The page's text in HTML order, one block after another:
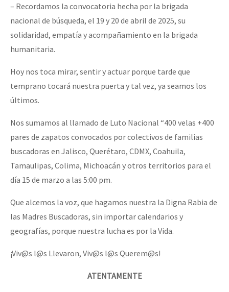
– Recordamos la convocatoria hecha por la brigada
nacional de búsqueda, el 19 y 20 de abril de 2025, su
solidaridad, empatía y acompañamiento en la brigada
humanitaria.
Hoy nos toca mirar, sentir y actuar porque tarde que
temprano tocará nuestra puerta y tal vez, ya seamos los
últimos.
Nos sumamos al llamado de Luto Nacional “400 velas +400
pares de zapatos convocados por colectivos de familias
buscadoras en Jalisco, Querétaro, CDMX, Coahuila,
Tamaulipas, Colima, Michoacán y otros territorios para el
día 15 de marzo a las 5:00 pm.
Que alcemos la voz, que hagamos nuestra la Digna Rabia de
las Madres Buscadoras, sin importar calendarios y
geografías, porque nuestra lucha es por la Vida.
¡Viv@s l@s Llevaron, Viv@s l@s Querem@s!
ATENTAMENTE